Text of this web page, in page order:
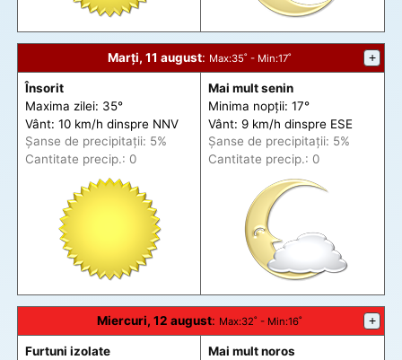
Marți, 11 august: Max:35˚ - Min:17˚ +
Însorit
Maxima zilei: 35°
Vânt: 10 km/h dinspre NNV
Șanse de precipitații: 5%
Cantitate precip.: 0
Mai mult senin
Minima nopții: 17°
Vânt: 9 km/h dinspre ESE
Șanse de precipitații: 5%
Cantitate precip.: 0
Miercuri, 12 august: Max:32˚ - Min:16˚ +
Furtuni izolate
Mai mult noros